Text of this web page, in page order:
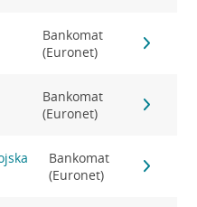
Bankomat
(Euronet)
Bankomat
(Euronet)
Bankomat
(Euronet)